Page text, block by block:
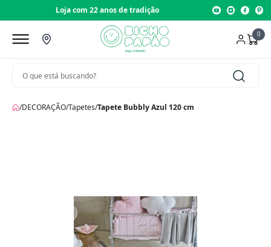
Loja com 22 anos de tradição
0
/DECORAÇÃO/Tapetes/Tapete Bubbly Azul 120 cm